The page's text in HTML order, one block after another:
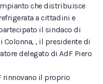
che distribuisce
a cittadini e
il sindaco di
Colonna, , il presidente di
delegato di AdF Piero
rinnovano il proprio